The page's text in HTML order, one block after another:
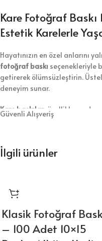
Kare Fotoğraf Baskı
Estetik Karelerle
Hayatınızın en özel anlarını
fotoğraf baskı seçenekleriyle
getirerek ölümsüzleştirin.
deneyim sunar.
Kare baskılar, özellikle
nedenle ister duvar
ebatlar sunar. Böylece
seçebilirsiniz.
📸Canlı ve Uzun Ömürlü
Güvenli Alışveriş
İlgili ürünler
Klasik Fotoğraf
– 100 Adet 10×15